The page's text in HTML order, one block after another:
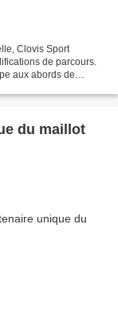
Clovis Sport
de parcours.
aux abords de
du maillot